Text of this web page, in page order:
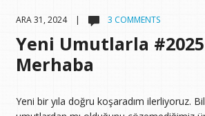
ARA 31, 2024 | 3 COMMENTS
Yeni Umutlarla #2025
Merhaba
Yeni bir yıla doğru koşaradım ilerliyoruz.